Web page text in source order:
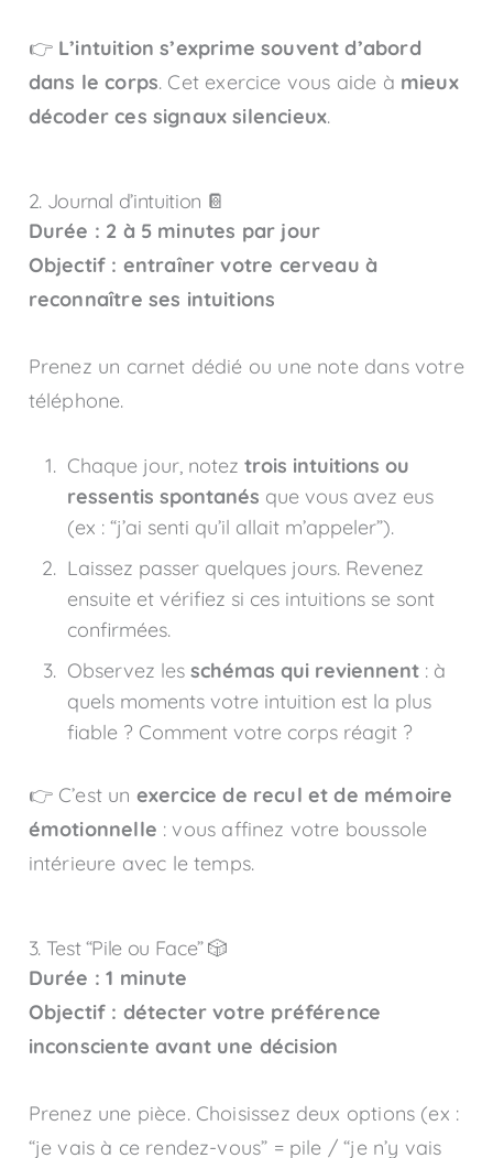
👉 L’intuition s’exprime souvent d’abord
dans le corps. Cet exercice vous aide à mieux
décoder ces signaux silencieux.
2. Journal d’intuition 📔
Durée : 2 à 5 minutes par jour
Objectif : entraîner votre cerveau à
reconnaître ses intuitions
Prenez un carnet dédié ou une note dans votre
téléphone.
Chaque jour, notez trois intuitions ou
ressentis spontanés que vous avez eus
(ex : “j’ai senti qu’il allait m’appeler”).
Laissez passer quelques jours. Revenez
ensuite et vérifiez si ces intuitions se sont
confirmées.
Observez les schémas qui reviennent: à
quels moments votre intuition est la plus
fiable ? Comment votre corps réagit ?
👉 C’est un exercice de recul et de mémoire
émotionnelle : vous affinez votre boussole
intérieure avec le temps.
3. Test “Pile ou Face” 🎲
Durée : 1 minute
Objectif : détecter votre préférence
inconsciente avant une décision
Prenez une pièce. Choisissez deux options (ex :
“je vais à ce rendez-vous” = pile / “je n’y vais